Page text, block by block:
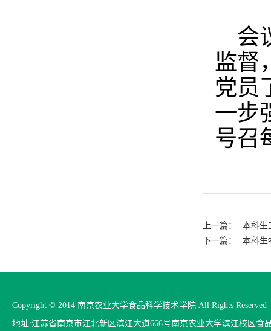
会
监督
党员
一步
号召
上一篇：
本科生
下一篇：
本科生
Copyright © 2014 南京农业大学食品科学技术学院 All Rights Reserved
地址:江苏省南京市江北新区滨江大道666号南京农业大学滨江校区食